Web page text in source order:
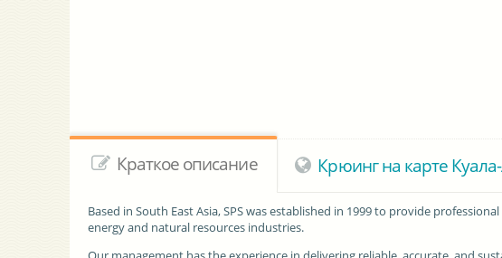
Краткое описание Крюинг на карте
Based in South East Asia,SPSwas established in 1999 to provide
energy and natural resources industries.